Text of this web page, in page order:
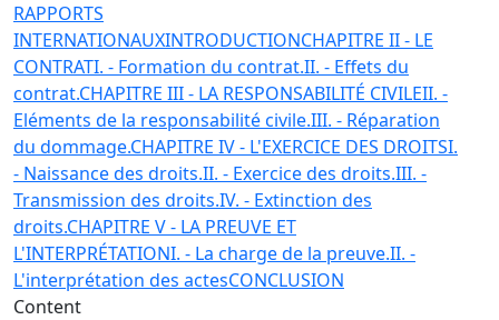
RAPPORTS
INTERNATIONAUXINTRODUCTIONCHAPITRE II - LE
CONTRATI. - Formation du contrat.II. - Effets du
contrat.CHAPITRE III - LA RESPONSABILITÉ CIVILEII. -
Eléments de la responsabilité civile.III. - Réparation
du dommage.CHAPITRE IV - L'EXERCICE DES DROITSI.
- Naissance des droits.II. - Exercice des droits.III. -
Transmission des droits.IV. - Extinction des
droits.CHAPITRE V - LA PREUVE ET
L'INTERPRÉTATIONI. - La charge de la preuve.II. -
L'interprétation des actesCONCLUSION
Content